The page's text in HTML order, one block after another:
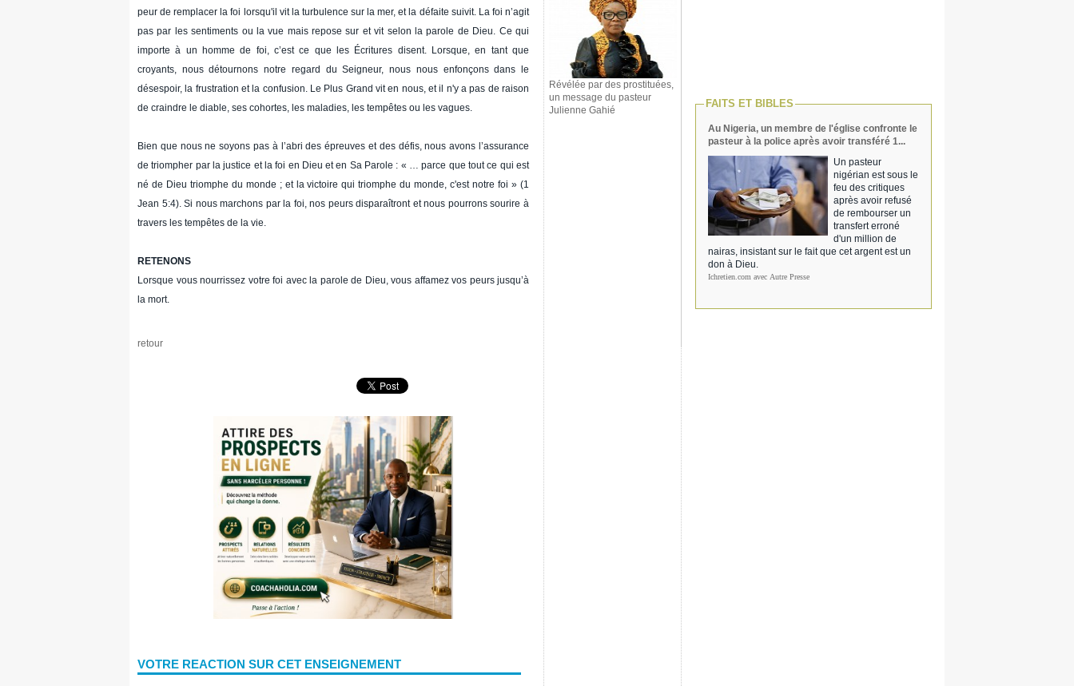
peur de remplacer la foi lorsqu'il vit la turbulence sur la mer, et la défaite suivit. La foi n’agit
pas par les sentiments ou la vue mais repose sur et vit selon la parole de Dieu. Ce qui
importe à un homme de foi, c’est ce que les Écritures disent. Lorsque, en tant que
croyants, nous détournons notre regard du Seigneur, nous nous enfonçons dans le
désespoir, la frustration et la confusion. Le Plus Grand vit en nous, et il n'y a pas de raison
de craindre le diable, ses cohortes, les maladies, les tempêtes ou les vagues.
Bien que nous ne soyons pas à l’abri des épreuves et des défis, nous avons l’assurance
de triompher par la justice et la foi en Dieu et en Sa Parole : « … parce que tout ce qui est
né de Dieu triomphe du monde ; et la victoire qui triomphe du monde, c'est notre foi » (1
Jean 5:4). Si nous marchons par la foi, nos peurs disparaîtront et nous pourrons sourire à
travers les tempêtes de la vie.
RETENONS
Lorsque vous nourrissez votre foi avec la parole de Dieu, vous affamez vos peurs jusqu’à
la mort.
retour
VOTRE REACTION SUR CET ENSEIGNEMENT
Révélée par des prostituées,
un message du pasteur
Julienne Gahié
FAITS ET BIBLES
Au Nigeria, un membre de l'église confronte le
pasteur à la police après avoir transféré 1...
Un pasteur
nigérian est sous le
feu des critiques
après avoir refusé
de rembourser un
transfert erroné
d'un million de
nairas, insistant sur le fait que cet argent est un
don à Dieu.
Ichretien.com avec Autre Presse